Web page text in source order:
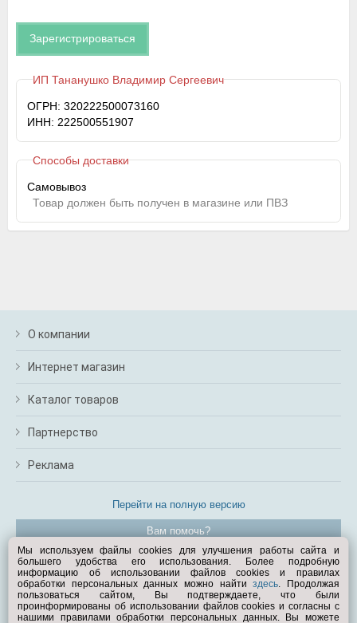
Зарегистрироваться
ИП Тананушко Владимир Сергеевич
ОГРН: 320222500073160
ИНН: 222500551907
Способы доставки
Самовывоз
Товар должен быть получен в магазине или ПВЗ
О компании
Интернет магазин
Каталог товаров
Партнерство
Реклама
Перейти на полную версию
Вам помочь?
© Exist.ru 1998—2026
Мы используем файлы cookies для улучшения работы сайта и
большего удобства его использования. Более подробную
информацию об использовании файлов cookies и правилах
обработки персональных данных можно найтиздесь. Продолжая
пользоваться сайтом, Вы подтверждаете, что были
проинформированы об использовании файлов cookies и согласны с
нашими правилами обработки персональных данных. Вы можете